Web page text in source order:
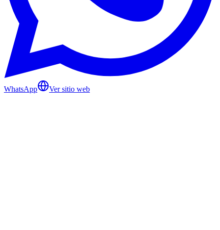
WhatsApp Ver sitio web